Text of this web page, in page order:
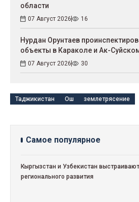
области
07 Август 2026 16
Нурдан Орунтаев
объекты в Караколе и Ак-
07 Август 2026 30
Таджикистан Ош землетрясение
Самое популярное
Кыргызстан и Узбекистан
регионального развития